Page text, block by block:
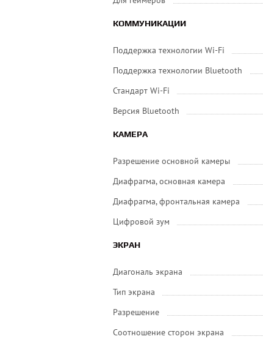
КОММУНИКАЦИИ
Поддержка технологии Wi-Fi
Поддержка технологии Bluetooth
Стандарт Wi-Fi
Версия Bluetooth
КАМЕРА
Разрешение основной камеры
Диафрагма, основная камера
Диафрагма, фронтальная камера
Цифровой зум
ЭКРАН
Диагональ экрана
Тип экрана
Разрешение
Соотношение сторон экрана